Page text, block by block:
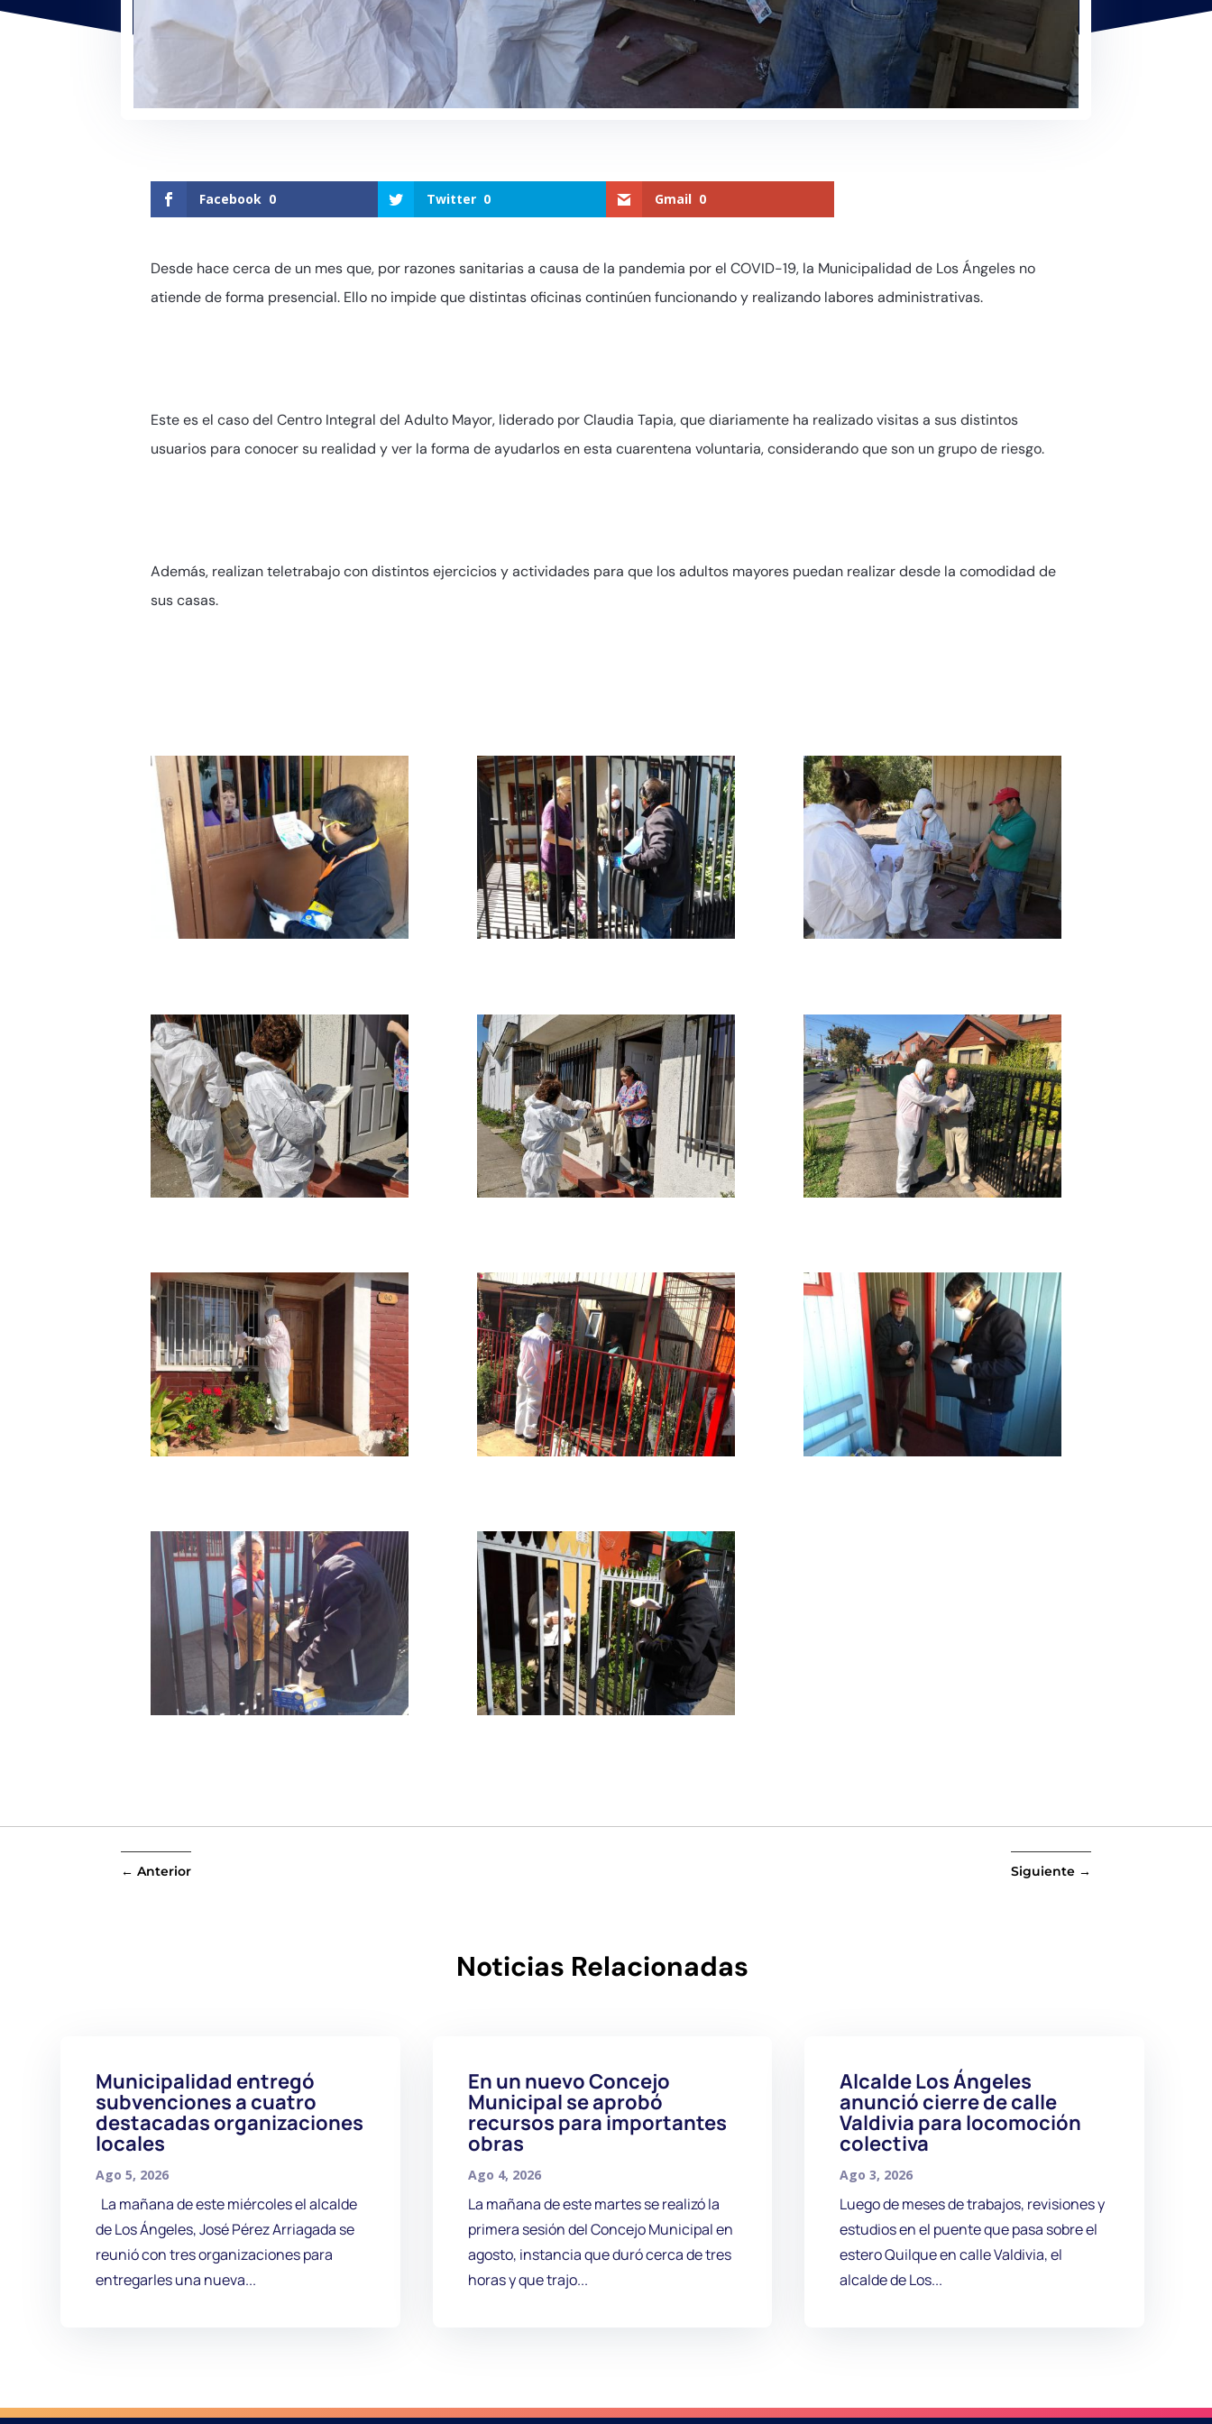
Facebook 0 Twitter 0 Gmail 0
Desde hace cerca de un mes que, por razones sanitarias a causa de la pandemia por el COVID-19, la Municipalidad de Los Ángeles no
atiende de forma presencial. Ello no impide que distintas oficinas continúen funcionando y realizando labores administrativas.
Este es el caso del Centro Integral del Adulto Mayor, liderado por Claudia Tapia, que diariamente ha realizado visitas a sus distintos
usuarios para conocer su realidad y ver la forma de ayudarlos en esta cuarentena voluntaria, considerando que son un grupo de riesgo.
Además, realizan teletrabajo con distintos ejercicios y actividades para que los adultos mayores puedan realizar desde la comodidad de
sus casas.
←Anterior Siguiente→
Noticias Relacionadas
Municipalidad entregó
subvenciones a cuatro
destacadas organizaciones
locales
Ago 5, 2026
La mañana de este miércoles el alcalde
de Los Ángeles, José Pérez Arriagada se
reunió con tres organizaciones para
entregarles una nueva...
En un nuevo Concejo
Municipal se aprobó
recursos para importantes
obras
Ago 4, 2026
La mañana de este martes se realizó la
primera sesión del Concejo Municipal en
agosto, instancia que duró cerca de tres
horas y que trajo...
Alcalde Los Ángeles
anunció cierre de calle
Valdivia para locomoción
colectiva
Ago 3, 2026
Luego de meses de trabajos, revisiones y
estudios en el puente que pasa sobre el
estero Quilque en calle Valdivia, el
alcalde de Los...